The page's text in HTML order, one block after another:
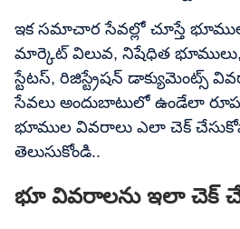
ఇక సమాచార సేవల్లో చూస్తే
మార్కెట్ విలువ, నిషేధిత
స్టేటస్, రిజిస్ట్రేషన్ డాక్యుమెంట్స్
సేవలు అందుబాటులో ఉండేలా
భూముల వివరాలు ఎలా చెక్
తెలుసుకోండి..
భూ వివరాలను ఇలా చెక్